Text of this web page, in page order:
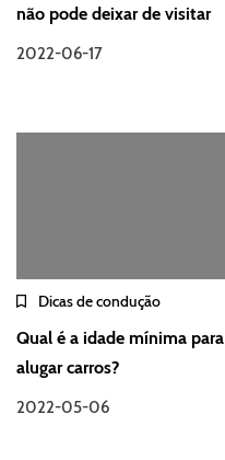
não pode deixar de visitar
2022-06-17
Dicas de condução
Qual é a idade mínima para
alugar carros?
2022-05-06